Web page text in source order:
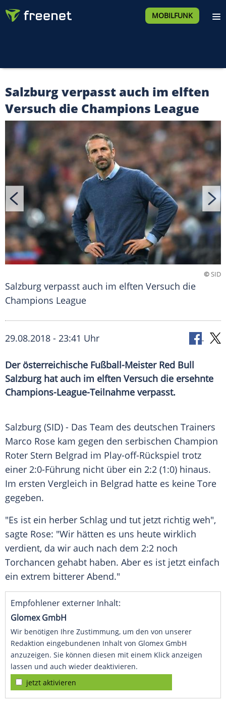
MOBILFUNK
Salzburg verpasst auch im elften
Versuch die Champions League
©SID
Salzburg verpasst auch im elften Versuch die
Champions League
29.08.2018 - 23:41 Uhr
Der österreichische Fußball-Meister Red Bull
Salzburg hat auch im elften Versuch die ersehnte
Champions-League-Teilnahme verpasst.
Salzburg (SID) - Das Team des deutschen Trainers
Marco Rose kam gegen den serbischen Champion
Roter Stern Belgrad im Play-off-Rückspiel trotz
einer 2:0-Führung nicht über ein 2:2 (1:0) hinaus.
Im ersten Vergleich in Belgrad hatte es keine Tore
gegeben.
"Es ist ein herber Schlag und tut jetzt richtig weh",
sagte Rose: "Wir hätten es uns heute wirklich
verdient, da wir auch nach dem 2:2 noch
Torchancen gehabt haben. Aber es ist jetzt einfach
ein extrem bitterer Abend."
Empfohlener externer Inhalt:
Glomex GmbH
Wir benötigen Ihre Zustimmung, um den von unserer
Redaktion eingebundenen Inhalt von Glomex GmbH
anzuzeigen. Sie können diesen mit einem Klick anzeigen
lassen und auch wieder deaktivieren.
jetzt aktivieren